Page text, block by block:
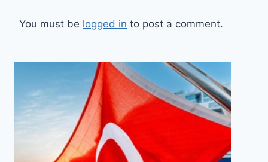
You must be logged in to post a comment.